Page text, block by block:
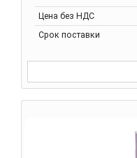
Цена без НДС
Срок поставки